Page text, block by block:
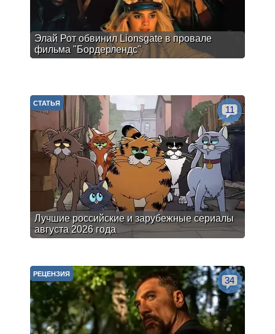
Элай Рот обвинил Lionsgate в провале
фильма "Бордерлендс"
Лучшие российские и зарубежные сериалы
августа 2026 года
СТАТЬЯ
11
РЕЦЕНЗИЯ
34